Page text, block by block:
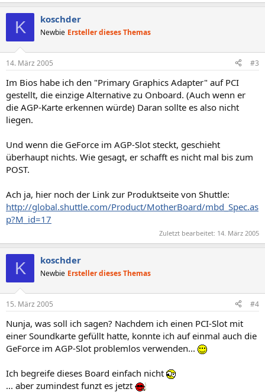
K koschder
Newbie Ersteller dieses Themas
14. März 2005 #3
Im Bios habe ich den "Primary Graphics Adapter" auf PCI
gestellt, die einzige Alternative zu Onboard. (Auch wenn er
die AGP-Karte erkennen würde) Daran sollte es also nicht
liegen.
Und wenn die GeForce im AGP-Slot steckt, geschieht
überhaupt nichts. Wie gesagt, er schafft es nicht mal bis zum
POST.
Ach ja, hier noch der Link zur Produktseite von Shuttle:
http://global.shuttle.com/Product/MotherBoard/mbd_Spec.as
p?M_id=17
Zuletzt bearbeitet: 14. März 2005
K koschder
Newbie Ersteller dieses Themas
15. März 2005 #4
Nunja, was soll ich sagen? Nachdem ich einen PCI-Slot mit
einer Soundkarte gefüllt hatte, konnte ich auf einmal auch die
GeForce im AGP-Slot problemlos verwenden...
Ich begreife dieses Board einfach nicht
... aber zumindest funzt es jetzt